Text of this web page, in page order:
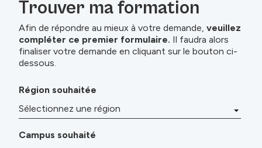
Trouver ma formation
Afin de répondre au mieux à votre demande, veuillez
compléter ce premier formulaire. Il faudra alors
finaliser votre demande en cliquant sur le bouton ci-
dessous.
Région souhaitée
Campus souhaité